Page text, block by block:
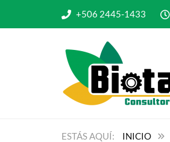
+506 2445-1433
INICIO